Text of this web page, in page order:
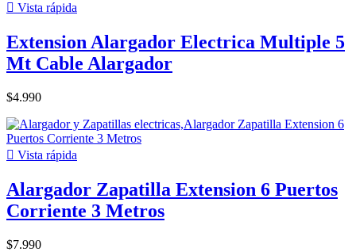
 Vista rápida
Extension Alargador Electrica Multiple 5
Mt Cable Alargador
$4.990
 Vista rápida
Alargador Zapatilla Extension 6 Puertos
Corriente 3 Metros
$7.990